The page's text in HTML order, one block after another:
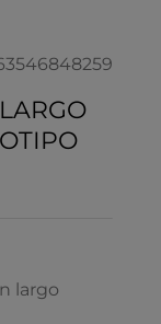
largo